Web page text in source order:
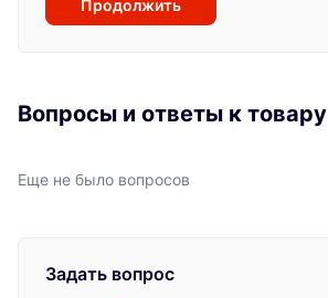
Продолжить
Вопросы и ответы к товару
Еще не было вопросов
Задать вопрос